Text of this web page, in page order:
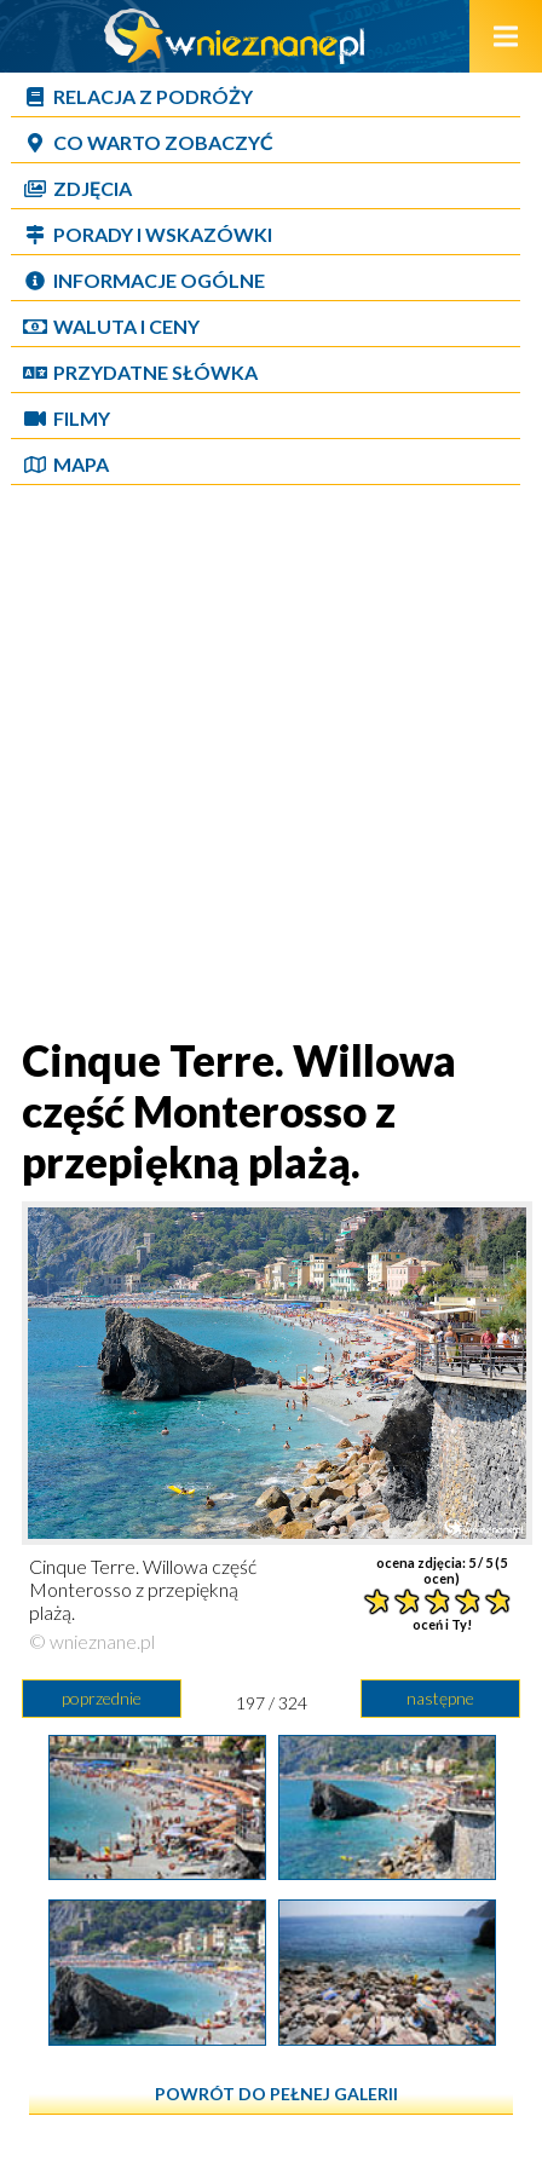
RELACJA Z PODRÓŻY
CO WARTO ZOBACZYĆ
ZDJĘCIA
PORADY I WSKAZÓWKI
INFORMACJE OGÓLNE
WALUTA I CENY
PRZYDATNE SŁÓWKA
FILMY
MAPA
Cinque Terre. Willowa
część Monterosso z
przepiękną plażą.
ocena zdjęcia: 5/ 5 (5
ocen)
oceń i Ty!
Cinque Terre. Willowa część
Monterosso z przepiękną
plażą.
© wnieznane.pl
poprzednie następne
197 / 324
POWRÓT DO PEŁNEJ GALERII